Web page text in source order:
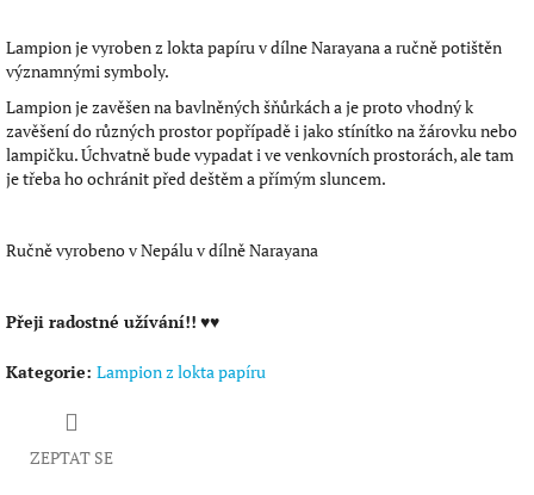
Lampion je vyroben z lokta papíru v dílne Narayana a ručně potištěn
významnými symboly.
Lampion je zavěšen na bavlněných šňůrkách a je proto vhodný k
zavěšení do různých prostor popřípadě i jako stínítko na žárovku nebo
lampičku. Úchvatně bude vypadat i ve venkovních prostorách, ale tam
je třeba ho ochránit před deštěm a přímým sluncem.
Ručně vyrobeno v Nepálu v dílně Narayana
Přeji radostné užívání!! ♥♥
Kategorie: Lampion z lokta papíru
ZEPTAT SE